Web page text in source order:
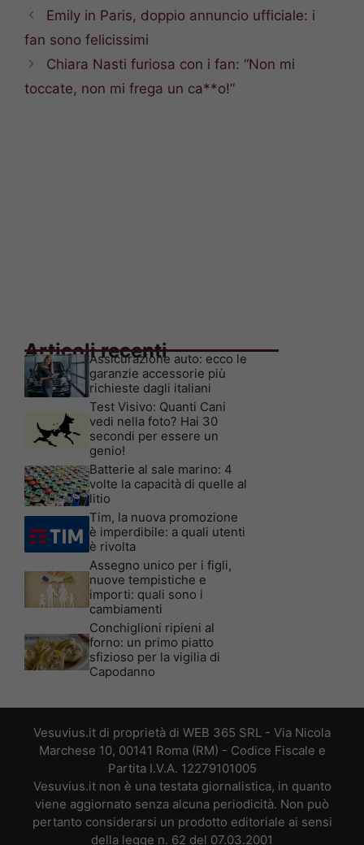
Emily in Paris, doppio annuncio ufficiale: i
fan sono felicissimi
Chiara Nasti furiosa con i fan: “Non mi
toccate, non mi frega un ca**o!”
Articoli recenti
Assicurazione auto: ecco le
garanzie accessorie più
richieste dagli italiani
Test Visivo: Quanti Cani
vedi nella foto? Hai 30
secondi per essere un
genio!
Batterie al sale marino: 4
volte la capacità di quelle al
litio
Tim, la nuova promozione
è imperdibile: a quali utenti
è rivolta
Assegno unico per i figli,
nuove tempistiche e
importi: quali sono i
cambiamenti
Conchiglioni ripieni al
forno: un primo piatto
sfizioso per la vigilia di
Capodanno
Vesuvius.it di proprietà di WEB 365 SRL - Via Nicola
Marchese 10, 00141 Roma (RM) - Codice Fiscale e
Partita I.V.A. 12279101005
Vesuvius.it non è una testata giornalistica, in quanto
viene aggiornato senza alcuna periodicità. Non può
pertanto considerarsi un prodotto editoriale ai sensi
della legge n. 62 del 07.03.2001